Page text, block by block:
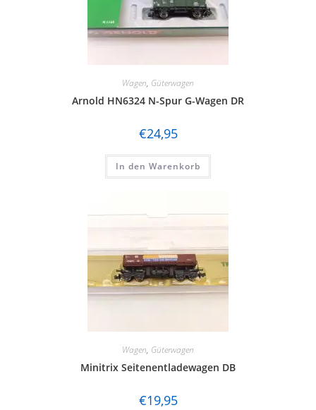
Wagen, Güterwagen
Arnold HN6324 N-Spur G-Wagen DR
€24,95
In den Warenkorb
Wagen, Güterwagen
Minitrix Seitenentladewagen DB
€19,95